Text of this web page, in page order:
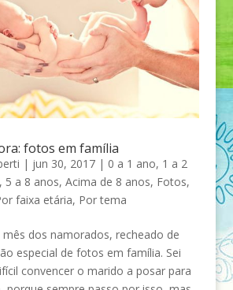
fotos em família
| jun 30, 2017| 0 a 1 ano, 1 a 2
, 5 a 8 anos, Acima de 8 anos, Fotos,
faixa etária, Por tema
mês dos namorados, recheado de
especial de fotos em família. Sei
convencer o marido a posar para